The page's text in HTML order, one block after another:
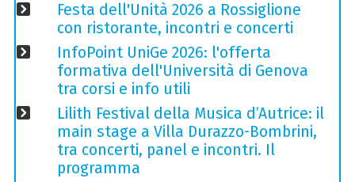
Festa dell'Unità 2026 a Rossiglione
con ristorante, incontri e concerti
InfoPoint UniGe 2026: l'offerta
formativa dell'Università di Genova
tra corsi e info utili
Lilith Festival della Musica d’Autrice: il
main stage a Villa Durazzo-Bombrini,
tra concerti, panel e incontri. Il
programma